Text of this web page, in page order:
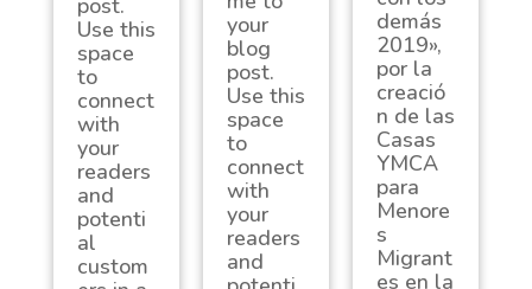
post.
Use this
space
to
connect
with
your
readers
and
potenti
al
custom
your
blog
post.
Use this
space
to
connect
with
your
readers
and
demás
2019»,
por la
creació
n de las
Casas
YMCA
para
Menore
s
Migrant
es en la